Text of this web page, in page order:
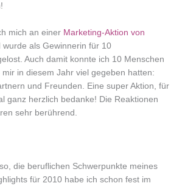
mich an einer Marketing-Aktion von
wurde als Gewinnerin für 10
Auch damit konnte ich 10 Menschen
in diesem Jahr viel gegeben hatten:
und Freunden. Eine super Aktion, für
ganz herzlich bedanke! Die Reaktionen
sehr berührend.
die beruflichen Schwerpunkte meines
für 2010 habe ich schon fest im